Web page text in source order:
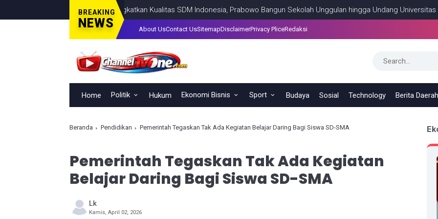
BREAKING
NEWS
Tingkatkan Kualitas SDM Indonesia, Prabowo Bangun Sekolah Unggulan hingga Undang Universitas Terbaik
About UsContact UsSitemapDisclaimerPrivacy PliceRedaksi
Home Politik Hukum Ekonomi Bisnis Sport Budaya Sosial Technology Berita Daerah
Beranda Pendidikan Pemerintah Tegaskan Tak Ada Kegiatan Belajar Daring Bagi Siswa SD-SMA
Pemerintah Tegaskan Tak Ada Kegiatan
Belajar Daring Bagi Siswa SD-SMA
Lk
Kamis, April 02, 2026